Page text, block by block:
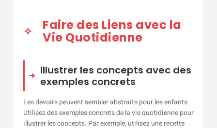
Faire des Liens avec la
Vie Quotidienne
Illustrer les concepts avec des
exemples concrets
Les devoirs peuvent sembler abstraits pour les enfants.
Utilisez des exemples concrets de la vie quotidienne pour
illustrer les concepts. Par exemple, utilisez une recette